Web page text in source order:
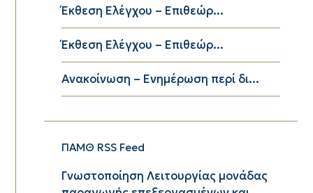
Έκθεση Ελέγχου – Επιθεώρ...
Έκθεση Ελέγχου – Επιθεώρ...
Ανακοίνωση – Ενημέρωση περί δι...
ΠΑΜΘ RSS Feed
Γνωστοποίηση Λειτουργίας μονάδας